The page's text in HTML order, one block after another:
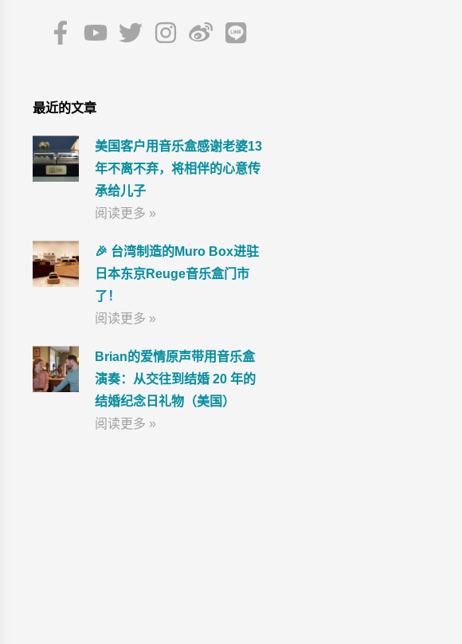
最近的文章
美国客户用音乐盒感谢老婆13
年不离不弃，将相伴的心意传
承给儿子
阅读更多 »
🎉 台湾制造的Muro Box进驻
日本东京Reuge音乐盒门市
了！
阅读更多 »
Brian的爱情原声带用音乐盒
演奏：从交往到结婚 20 年的
结婚纪念日礼物（美国）
阅读更多 »